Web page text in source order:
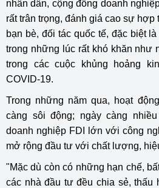
nhân dân, cộng đồng doanh
rất trân trọng, đánh giá cao sự hợp
bạn bè, đối tác quốc tế, đặc biệt
trong những lúc rất khó khăn như
trong các cuộc khủng hoảng
COVID-19.
Trong những năm qua, hoạt
càng sôi động; ngày càng
doanh nghiệp FDI lớn với công
mở rộng đầu tư với chất lượng,
"Mặc dù còn có những hạn chế,
các nhà đầu tư đều chia sẻ, thấu